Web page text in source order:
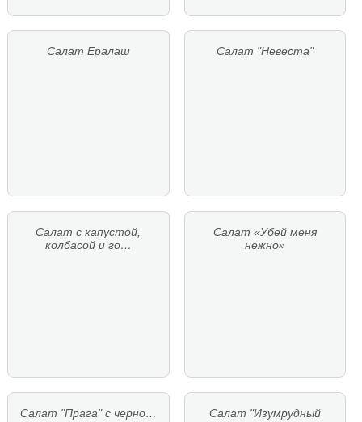
Салат Ералаш Салат "Невеста"
Салат с капустой,
колбасой и го…
Салат «Убей меня
нежно»
Салат "Прага" с черно…
Салат "Изумрудный